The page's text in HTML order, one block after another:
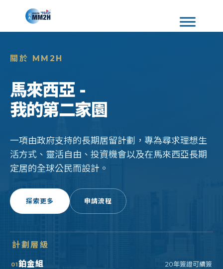
關於 MM2H
馬來西亞 -
我的第二家園
一項由政府支持的長期居留計劃，專為尋求理想生
活方式、靈活自由、投資機會以及在馬來西亞長期
定居的全球公民而設計。
探索更多 申請流程
計劃層級
01鉑金組 20年簽證可續簽